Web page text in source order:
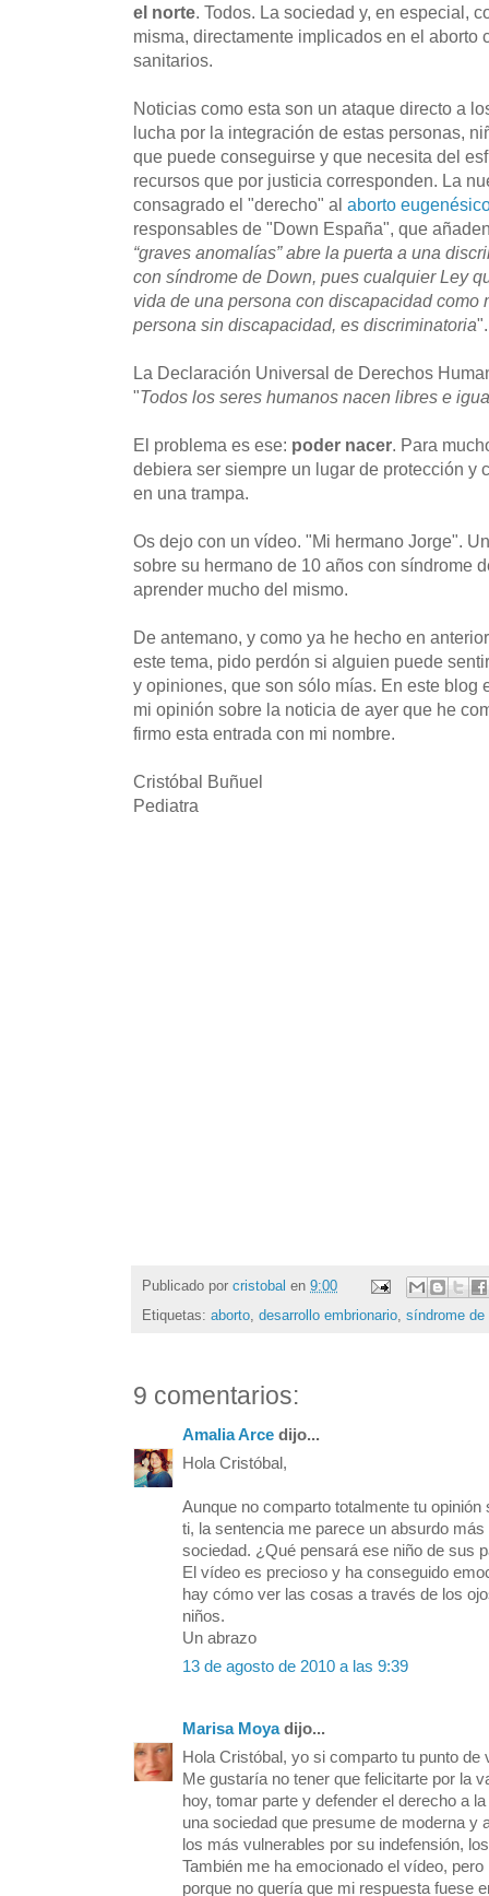
el norte. Todos. La sociedad y, en especial,
misma, directamente implicados en el aborto
sanitarios.
Noticias como esta son un ataque directo a
lucha por la integración de estas personas,
que puede conseguirse y que necesita del
recursos que por justicia corresponden. La
consagrado el "derecho" al aborto
responsables de "Down España", que
“graves anomalías” abre la puerta a una
con síndrome de Down, pues cualquier Ley
vida de una persona con discapacidad como
persona sin discapacidad, es discriminatoria".
La Declaración Universal de Derechos
"Todos los seres humanos nacen libres e
El problema es ese: poder nacer. Para
debiera ser siempre un lugar de protección y
en una trampa.
Os dejo con un vídeo. "Mi hermano Jorge".
sobre su hermano de 10 años con síndrome
aprender mucho del mismo.
De antemano, y como ya he hecho en
este tema, pido perdón si alguien puede
y opiniones, que son sólo mías. En este blog
mi opinión sobre la noticia de ayer que he
firmo esta entrada con mi nombre.
Cristóbal Buñuel
Pediatra
Publicado por cristobal en 9:00
Etiquetas: aborto, desarrollo embrionario, síndrome de
9 comentarios:
Amalia Arce dijo...
Hola Cristóbal,
Aunque no comparto totalmente tu opinión
ti, la sentencia me parece un absurdo
sociedad. ¿Qué pensará ese niño de sus
El vídeo es precioso y ha conseguido
hay cómo ver las cosas a través de los
niños.
Un abrazo
13 de agosto de 2010 a las 9:39
Marisa Moyadijo...
Hola Cristóbal, yo si comparto tu punto
Me gustaría no tener que felicitarte por la
hoy, tomar parte y defender el derecho a
una sociedad que presume de moderna y
los más vulnerables por su indefensión,
También me ha emocionado el vídeo,
porque no quería que mi respuesta fuese